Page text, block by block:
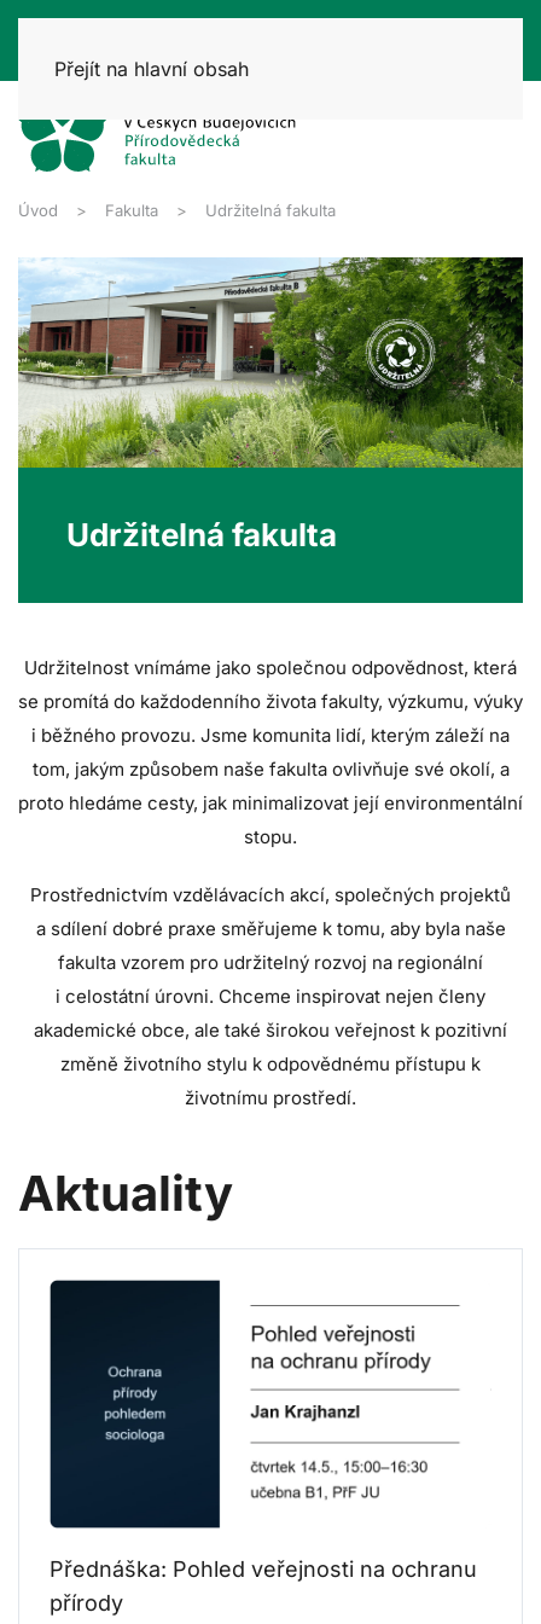
Přejít na hlavní obsah
Úvod Fakulta Udržitelná fakulta
Udržitelná fakulta
Udržitelnost vnímáme jako společnou odpovědnost, která
se promítá do každodenního života fakulty, výzkumu, výuky
i běžného provozu. Jsme komunita lidí, kterým záleží na
tom, jakým způsobem naše fakulta ovlivňuje své okolí, a
proto hledáme cesty, jak minimalizovat její environmentální
stopu.
Prostřednictvím vzdělávacích akcí, společných projektů
a sdílení dobré praxe směřujeme k tomu, aby byla naše
fakulta vzorem pro udržitelný rozvoj na regionální
i celostátní úrovni. Chceme inspirovat nejen členy
akademické obce, ale také širokou veřejnost k pozitivní
změně životního stylu k odpovědnému přístupu k
životnímu prostředí.
Aktuality
Přednáška: Pohled veřejnosti na ochranu
přírody